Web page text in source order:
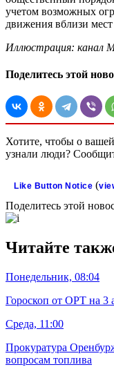
учетом возможных
движения вблизи
Иллюстрация: канал
Поделитесь этой
Хотите, чтобы о
узнали люди?
Like Button Notice (
Поделитесь этой
Читайте
Понедельник, 08:04
Гороскоп от ОРТ на 3
Среда, 11:00
Прокуратура
вопросам топлива